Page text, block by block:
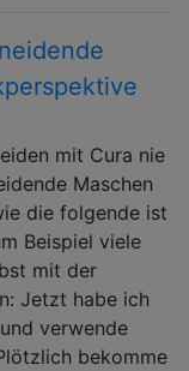
mit Cura nie
Maschen
die folgende ist
Beispiel viele
mit der
Jetzt habe ich
verwende
bekomme